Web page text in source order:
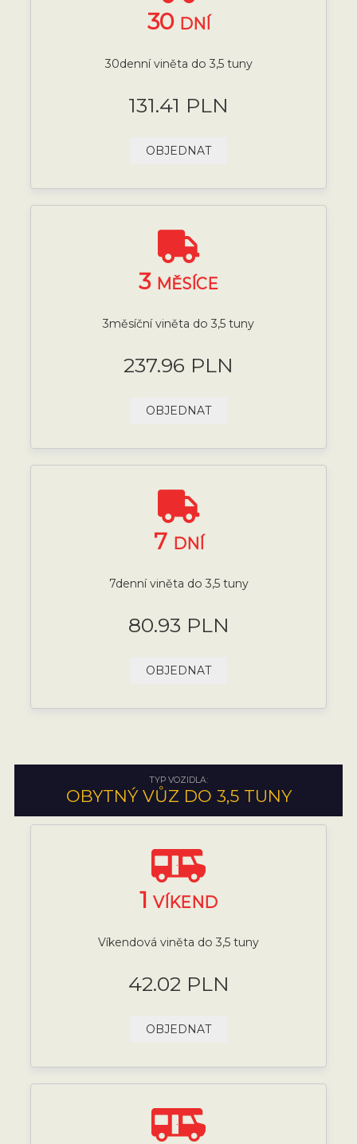
30 DNÍ
30denní viněta do 3,5 tuny
131.41 PLN
OBJEDNAT
3 MĚSÍCE
3měsíční viněta do 3,5 tuny
237.96 PLN
OBJEDNAT
7 DNÍ
7denní viněta do 3,5 tuny
80.93 PLN
OBJEDNAT
TYP VOZIDLA:
OBYTNÝ VŮZ DO 3,5 TUNY
1 VÍKEND
Víkendová viněta do 3,5 tuny
42.02 PLN
OBJEDNAT